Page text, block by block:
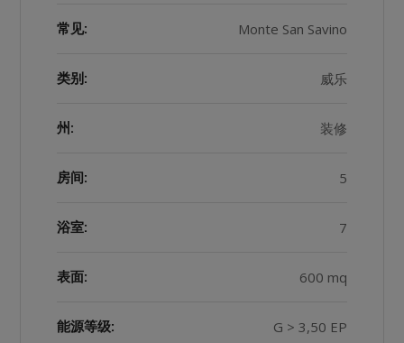
常见: Monte San Savino
类别: 威乐
州: 装修
房间: 5
浴室: 7
表面: 600 mq
能源等级: G > 3,50 EP